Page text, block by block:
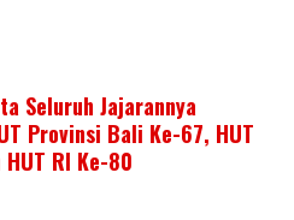
Seluruh Jajarannya
Provinsi Bali Ke-67, HUT
RI Ke-80